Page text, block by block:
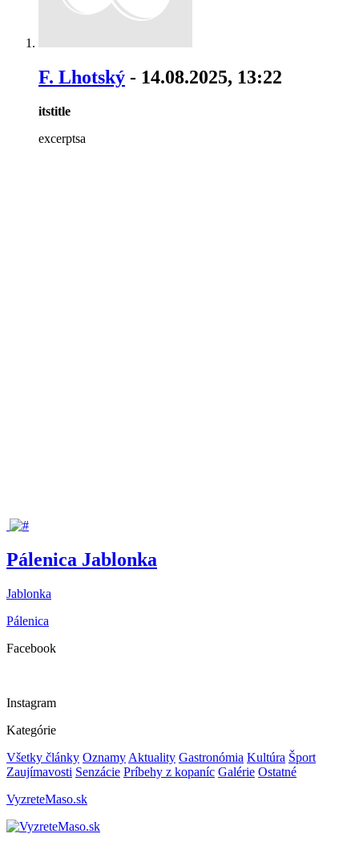
F. Lhotský - 14.08.2025, 13:22
itstitle
excerptsa
Pálenica Jablonka
Jablonka
Pálenica
Facebook
Instagram
Kategórie
Všetky články Oznamy Aktuality Gastronómia Kultúra Šport
Zaujímavosti Senzácie Príbehy z kopaníc Galérie Ostatné
VyzreteMaso.sk